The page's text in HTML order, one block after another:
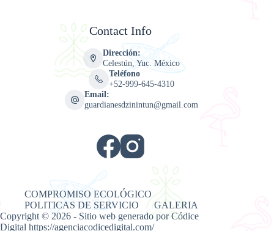
Contact Info
Dirección:
Celestún, Yuc. México
Teléfono
+52-999-645-4310
Email:
guardianesdzinintun@gmail.com
COMPROMISO ECOLÓGICO
POLITICAS DE SERVICIO
GALERIA
Copyright © 2026 - Sitio web generado por Códice
Digital https://agenciacodicedigital.com/